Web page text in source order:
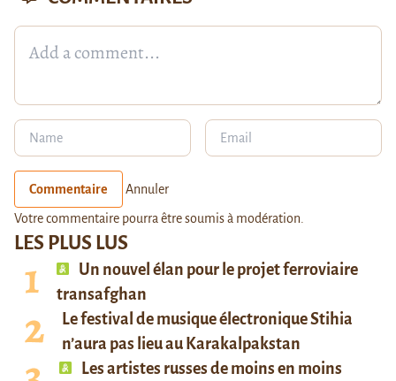
LES PLUS LUS
Un nouvel élan pour le projet ferroviaire
transafghan
Le festival de musique électronique Stihia
n’aura pas lieu au Karakalpakstan
Les artistes russes de moins en moins
Commentaire Annuler
Votre commentaire pourra être soumis à modération.